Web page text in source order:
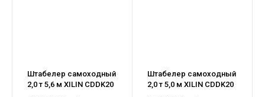
Штабелер самоходный
2,0 т 5,6 м XILIN CDDK20
Штабелер самоходный
2,0 т 5,0 м XILIN CDDK20